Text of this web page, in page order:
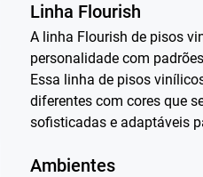
Linha Flourish
A linha Flourish de pisos
personalidade com
Essa linha de pisos
diferentes com cores que
sofisticadas e adaptáveis
Ambientes